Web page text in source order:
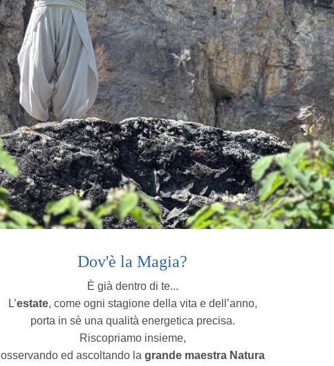
Dov'è la Magia?
È già dentro di te...
L’estate, come ogni stagione della vita e dell’anno,
porta in sè una qualità energetica precisa.
Riscopriamo insieme,
osservando ed ascoltando la grande maestra Natura